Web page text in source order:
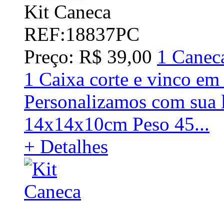
Kit Caneca
REF:18837PC
Preço: R$ 39,00 1
1 Caixa corte e vinco
Personalizamos com
14x14x10cm Peso 45...
+ Detalhes